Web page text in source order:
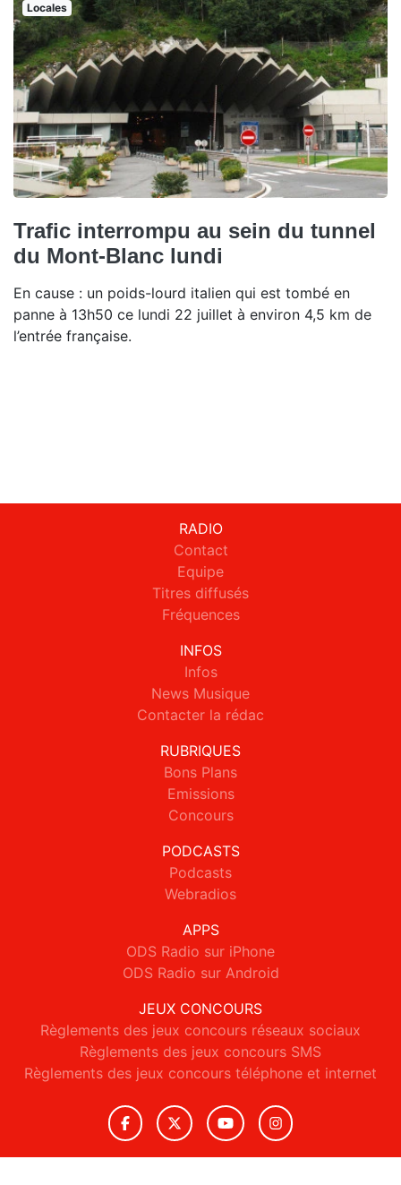
Locales
Trafic interrompu au sein du tunnel
du Mont-Blanc lundi
En cause : un poids-lourd italien qui est tombé en
panne à 13h50 ce lundi 22 juillet à environ 4,5 km de
l’entrée française.
RADIO
Contact
Equipe
Titres diffusés
Fréquences
INFOS
Infos
News Musique
Contacter la rédac
RUBRIQUES
Bons Plans
Emissions
Concours
PODCASTS
Podcasts
Webradios
APPS
ODS Radio sur iPhone
ODS Radio sur Android
JEUX CONCOURS
Règlements des jeux concours réseaux sociaux
Règlements des jeux concours SMS
Règlements des jeux concours téléphone et internet